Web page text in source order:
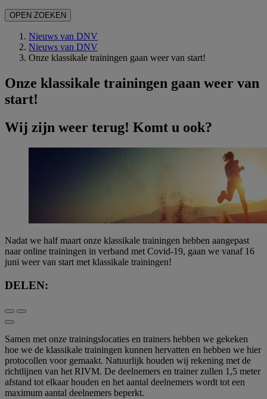
OPEN ZOEKEN
Nieuws van DNV
Nieuws van DNV
Onze klassikale trainingen gaan weer van start!
Onze klassikale trainingen gaan weer van
start!
Wij zijn weer terug! Komt u ook?
Nadat we half maart onze klassikale trainingen hebben aangepast
naar online trainingen in verband met Covid-19, gaan we vanaf 16
juni weer van start met klassikale trainingen!
DELEN:
Samen met onze trainingslocaties en trainers hebben we gekeken
hoe we de klassikale trainingen kunnen hervatten en hebben we hier
protocollen voor gemaakt. Natuurlijk houden wij rekening met de
richtlijnen van het RIVM. De deelnemers en trainer zullen 1,5 meter
afstand tot elkaar houden en het aantal deelnemers wordt tot een
maximum aantal deelnemers beperkt.